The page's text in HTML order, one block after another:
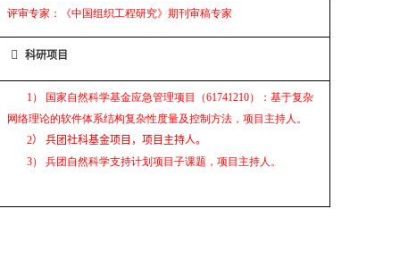
评审专家：《中国组织工程研究》期刊审稿专家
 科研项目
1） 国家自然科学基金应急管理项目（61741210）：基于复杂
网络理论的软件体系结构复杂性度量及控制方法，项目主持人。
2） 兵团社科基金项目，项目主持人。
3） 兵团自然科学支持计划 项目子课题，项目主持人。